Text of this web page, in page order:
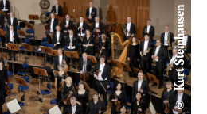
© Kurt Steinhausen